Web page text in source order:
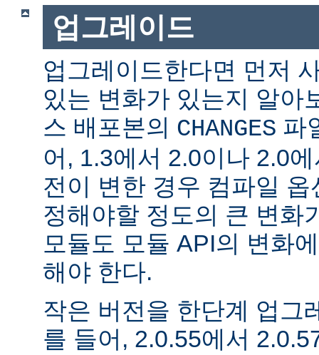
업그레이드
업그레이드한다면 먼저
있는 변화가 있는지 알아
스 배포본의 CHANGES 파
어, 1.3에서 2.0이나 2.0
전이 변한 경우 컴파일
정해야할 정도의 큰 변화
모듈도 모듈 API의 변화
해야 한다.
작은 버전을 한단계 업그
를 들어, 2.0.55에서